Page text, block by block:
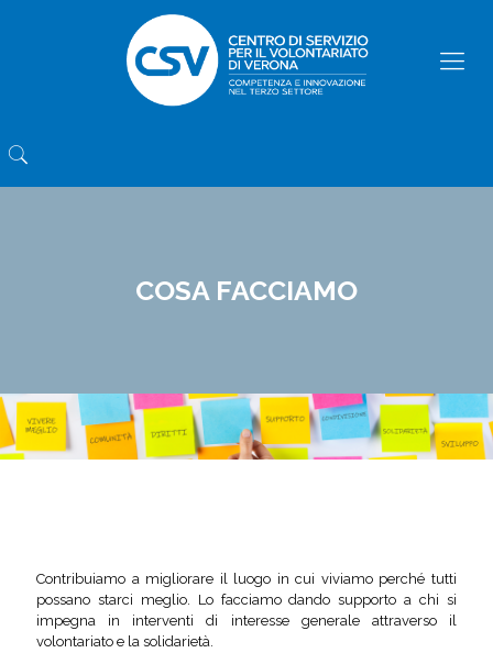
COSA FACCIAMO
Contribuiamo a migliorare il luogo in cui viviamo perché tutti
possano starci meglio. Lo facciamo dando supporto a chi si
impegna in interventi di interesse generale attraverso il
volontariato e la solidarietà.